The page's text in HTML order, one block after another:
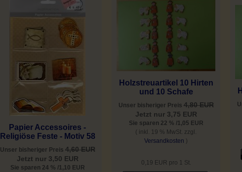
Papier Accessoires -
Religiöse Feste - Motiv 58
Unser bisheriger Preis 4,60 EUR
Jetzt nur 3,50 EUR
Sie sparen 24 % /1,10 EUR
Holzstreuartikel 10 Hirten
und 10 Schafe
Unser bisheriger Preis 4,80 EUR
Jetzt nur 3,75 EUR
Sie sparen 22 % /1,05 EUR
( inkl. 19 % MwSt. zzgl.
Versandkosten )
0,19 EUR pro 1 St.